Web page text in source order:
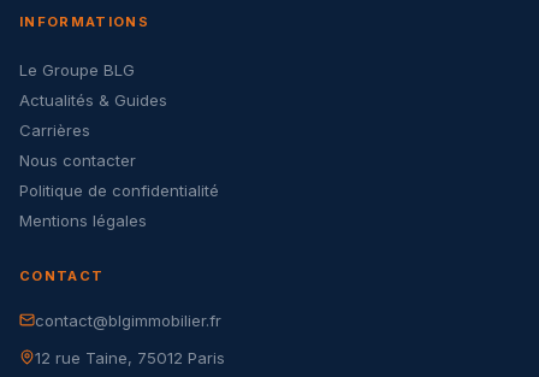
INFORMATIONS
Le Groupe BLG
Actualités & Guides
Carrières
Nous contacter
Politique de confidentialité
Mentions légales
CONTACT
contact@blgimmobilier.fr
12 rue Taine, 75012 Paris